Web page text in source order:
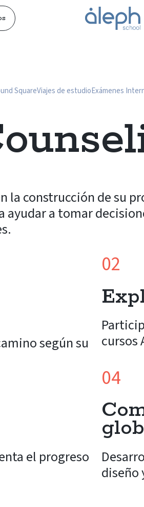
SquareViajes de estudioExámenes
la construcción de su
ayudar a tomar
según su
02
cursos
el progreso
04
diseño